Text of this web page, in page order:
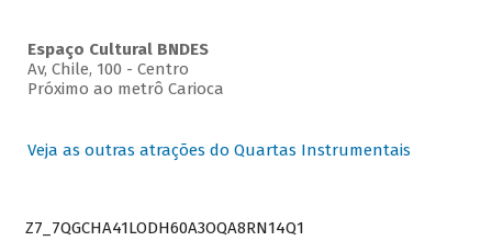
Espaço Cultural BNDES
Av, Chile, 100 - Centro
Próximo ao metrô Carioca
Veja as outras atrações do Quartas Instrumentais
Z7_7QGCHA41LODH60A3OQA8RN14Q1